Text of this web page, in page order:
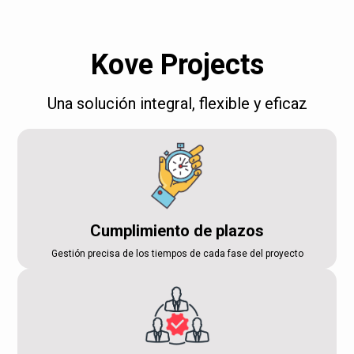
Kove Projects
Una solución integral, flexible y eficaz
Cumplimiento de plazos
Gestión precisa de los tiempos de cada fase del proyecto